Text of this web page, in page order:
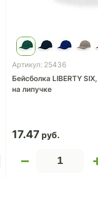
Артикул: 25436
Бейсболка LIBERTY
на липучке
17.47